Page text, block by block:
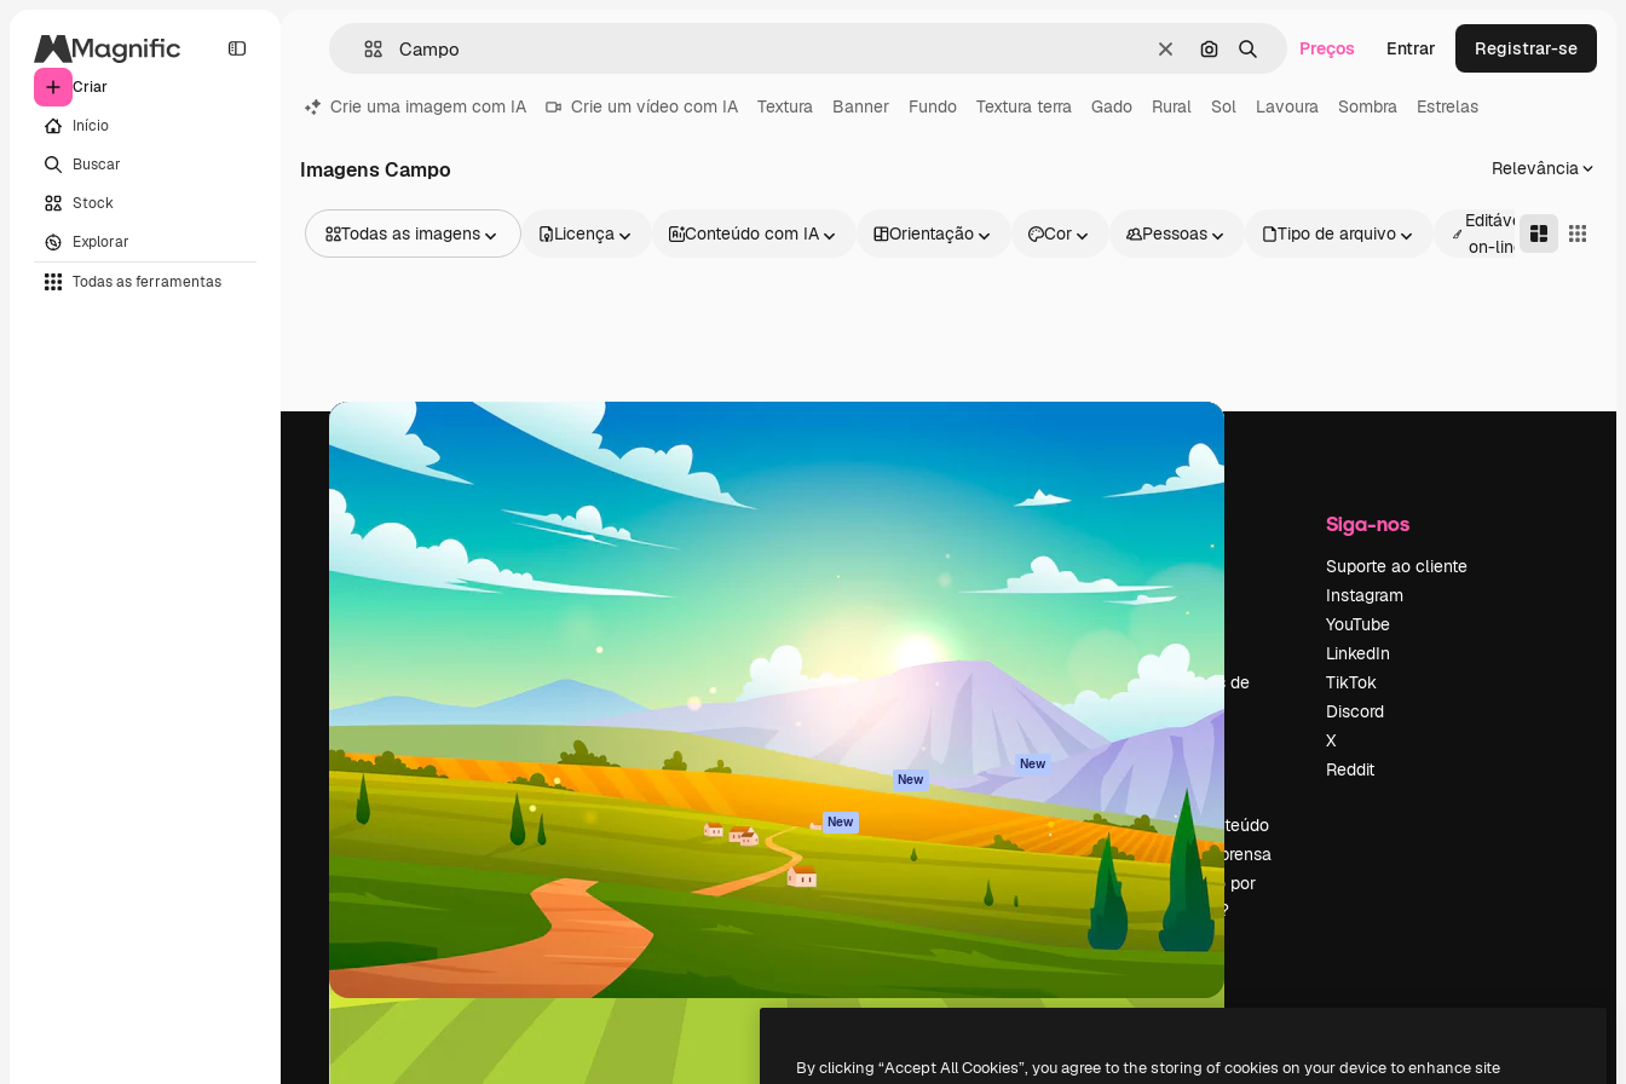
Criar
Início
Buscar
Stock
Explorar
Todas as ferramentas
LimparPesquisar por imagem
BuscarPreços Entrar Registrar-se
Crie uma imagem com IA Crie um vídeo com IA Textura Banner Fundo Textura terra Gado Rural Sol Lavoura Sombra Estrelas
Imagens Campo Relevância
Todas as imagens
Vídeos
Clipes de vídeo
Animações
Modelos de vídeos
Ícones
Modelos 3D
Fontes
Licença Conteúdo com IA Orientação Cor Pessoas Tipo de arquivo
Editável
on-line
A plataforma criativa para você direcionar
seu melhor trabalho. Mais de 1 milhão de
assinantes entre criativos, empresas,
imagens
Gerador de vídeos
MCP para
Claude/ChatGPT
New
Agentes New
API
App móvel
Todas as
Começar
Documentação
condições
privacidade
New
Política de cookies
confiabilidade
Afiliados
Empresas
Preços
Sobre nós
Emprego
Tendências de
Blog
Eventos
Slidesgo
Vender conteúdo
Sala de imprensa
Procurando por
magnific.ai?
Siga-nos
Suporte ao cliente
Instagram
YouTube
LinkedIn
TikTok
Discord
X
Reddit
Copyright © 2010-2026 Freepik Company S.L.U. Todos os direitos reservados.
By clicking “Accept All Cookies”, you agree to the storing of cookies on your device to enhance site